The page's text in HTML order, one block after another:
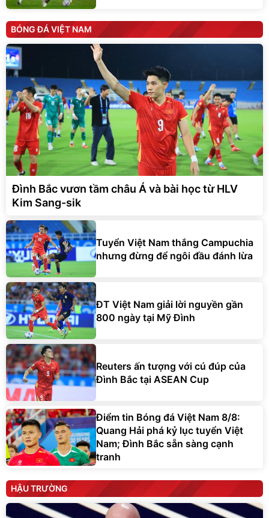
BÓNG ĐÁ VIỆT NAM
Đình Bắc vươn tầm châu Á và bài học từ HLV
Kim Sang-sik
Tuyển Việt Nam thắng Campuchia
nhưng đừng để ngôi đầu đánh lừa
ĐT Việt Nam giải lời nguyền gần
800 ngày tại Mỹ Đình
Reuters ấn tượng với cú đúp của
Đình Bắc tại ASEAN Cup
Điểm tin Bóng đá Việt Nam 8/8:
Quang Hải phá kỷ lục tuyển Việt
Nam; Đình Bắc sẵn sàng cạnh
tranh
HẬU TRƯỜNG